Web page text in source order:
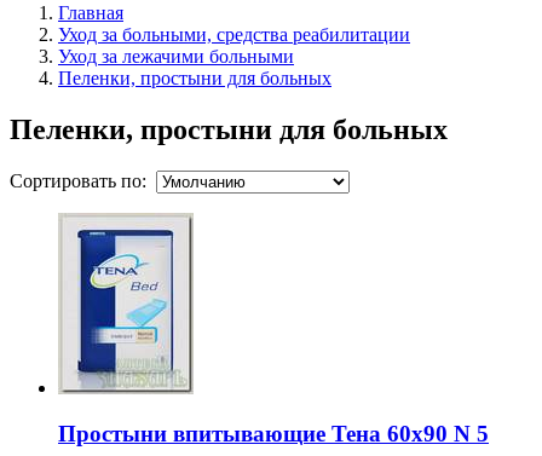
Главная
Уход за больными, средства реабилитации
Уход за лежачими больными
Пеленки, простыни для больных
Пеленки, простыни для больных
Сортировать по:
Простыни впитывающие Тена 60х90 N 5